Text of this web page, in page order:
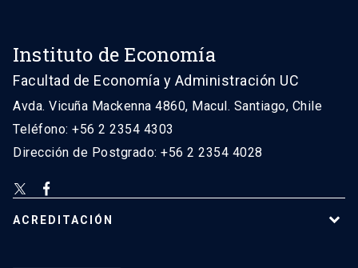
Instituto de Economía
Facultad de Economía y Administración UC
Avda. Vicuña Mackenna 4860, Macul. Santiago, Chile
Teléfono: +56 2 2354 4303
Dirección de Postgrado: +56 2 2354 4028
ACREDITACIÓN